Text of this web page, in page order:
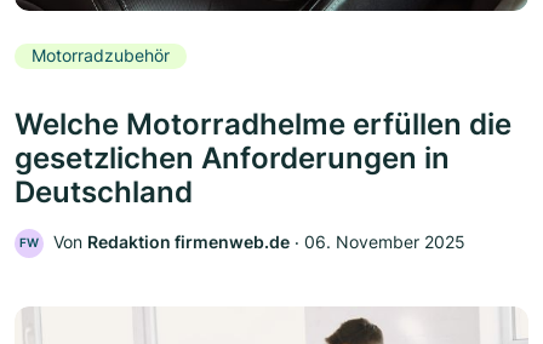
Motorradzubehör
Welche Motorradhelme erfüllen die
gesetzlichen Anforderungen in
Deutschland
FW Von Redaktion firmenweb.de ‧ 06. November 2025